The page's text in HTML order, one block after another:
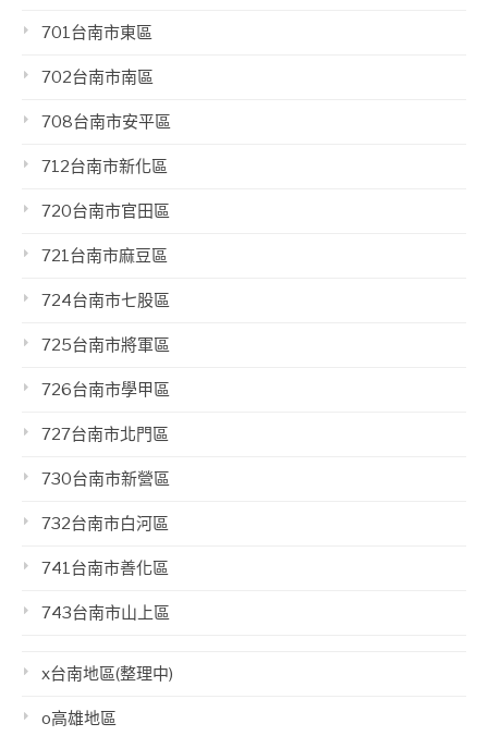
701台南市東區
702台南市南區
708台南市安平區
712台南市新化區
720台南市官田區
721台南市麻豆區
724台南市七股區
725台南市將軍區
726台南市學甲區
727台南市北門區
730台南市新營區
732台南市白河區
741台南市善化區
743台南市山上區
x台南地區(整理中)
o高雄地區